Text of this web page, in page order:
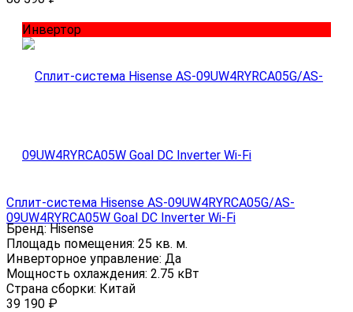
Инвертор
Сплит-система Hisense AS-09UW4RYRCA05G/AS-
09UW4RYRCA05W Goal DC Inverter Wi-Fi
Бренд:Hisense
Площадь помещения: 25 кв. м.
Инверторное управление: Да
Мощность охлаждения: 2.75 кВт
Страна сборки: Китай
39 190 ₽